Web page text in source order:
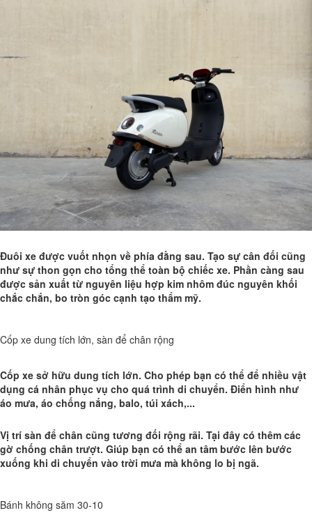
Đuôi xe được vuốt nhọn về phía đằng sau. Tạo sự cân đối cũng
như sự thon gọn cho tổng thể toàn bộ chiếc xe. Phần càng sau
được sản xuất từ nguyên liệu hợp kim nhôm đúc nguyên khối
chắc chắn, bo tròn góc cạnh tạo thẩm mỹ.
Cốp xe dung tích lớn, sàn để chân rộng
Cốp xe sở hữu dung tích lớn. Cho phép bạn có thể để nhiều vật
dụng cá nhân phục vụ cho quá trình di chuyển. Điển hình như
áo mưa, áo chống nắng, balo, túi xách,...
Vị trí sàn để chân cũng tương đối rộng rãi. Tại đây có thêm các
gờ chống chân trượt. Giúp bạn có thể an tâm bước lên bước
xuống khi di chuyển vào trời mưa mà không lo bị ngã.
Bánh không săm 30-10